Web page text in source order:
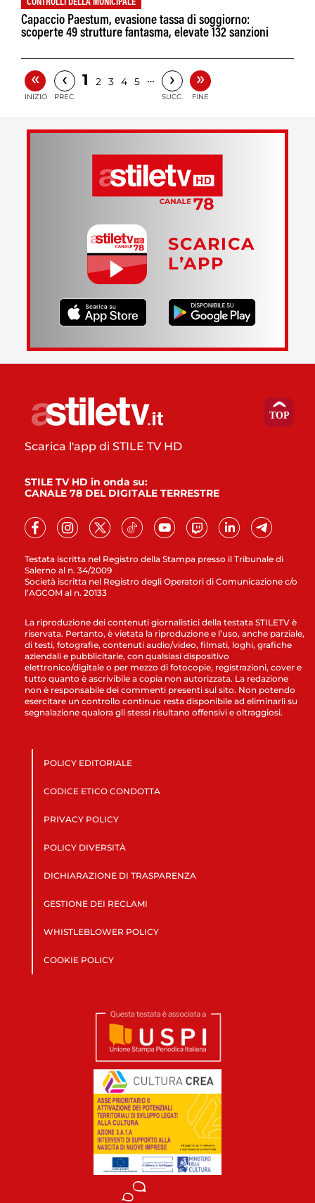
CONTROLLI DELLA MUNICIPALE
Capaccio Paestum, evasione tassa di soggiorno:
scoperte 49 strutture fantasma, elevate 132 sanzioni
«
INIZIO
‹
PREC.
1 2 3 4 5 … ›
SUCC.
»
FINE
SCARICA
L’APP
Testata iscritta nel Registro della Stampa presso il Tribunale di
Salerno al n. 34/2009
Società iscritta nel Registro degli Operatori di Comunicazione c/o
l’AGCOM al n. 20133
Scarica l'app di STILE TV HD
STILE TV HD in onda su:
CANALE 78 DEL DIGITALE TERRESTRE
La riproduzione dei contenuti giornalistici della testata STILETV è
riservata. Pertanto, è vietata la riproduzione e l’uso, anche parziale,
di testi, fotografie, contenuti audio/video, filmati, loghi, grafiche
aziendali e pubblicitarie, con qualsiasi dispositivo
elettronico/digitale o per mezzo di fotocopie, registrazioni, cover e
tutto quanto è ascrivibile a copia non autorizzata. La redazione
non è responsabile dei commenti presenti sul sito. Non potendo
esercitare un controllo continuo resta disponibile ad eliminarli su
segnalazione qualora gli stessi risultano offensivi e oltraggiosi.
POLICY EDITORIALE
CODICE ETICO CONDOTTA
PRIVACY POLICY
POLICY DIVERSITÀ
DICHIARAZIONE DI TRASPARENZA
GESTIONE DEI RECLAMI
WHISTLEBLOWER POLICY
COOKIE POLICY